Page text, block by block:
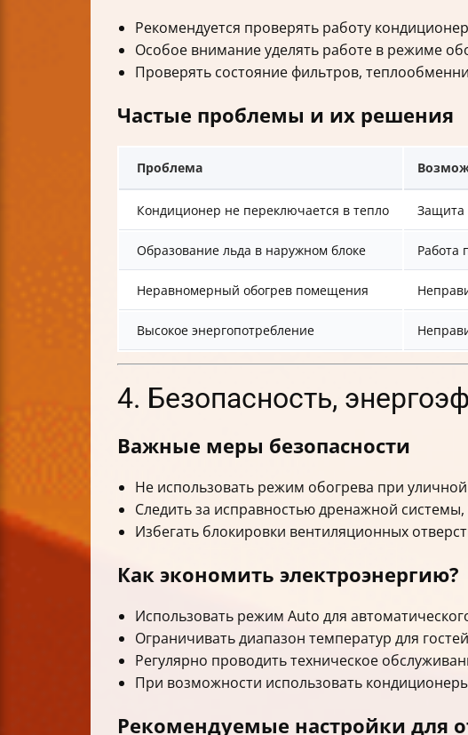
Рекомендуется проверять работу
Особое внимание уделять работе в режиме
Проверять состояние фильтров,
Частые проблемы и их решения
Проблема
Кондиционер не переключается в тепло Защита
Образование льда в наружном блоке Работа
Неравномерный обогрев помещения
Высокое энергопотребление
4. Безопасность,
Важные меры безопасности
Не использовать режим обогрева при
Следить за исправностью дренажной
Избегать блокировки вентиляционных
Как экономить электроэнергию?
Использовать режим Auto для
Ограничивать диапазон температур для
Регулярно проводить техническое
При возможности использовать
Рекомендуемые настройки для